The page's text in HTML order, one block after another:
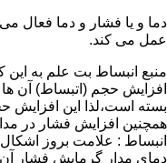
دما و یا فشار و دما فعال
عمل می کند.
منبع انبساط بت علم به این
افزایش حجم (اتبساط) آن ها
بسته است،لذا این افزایش
همچنین افزایش فشار در
انبساط : علامت بروز
دمای مدار گرمایش فشار آن